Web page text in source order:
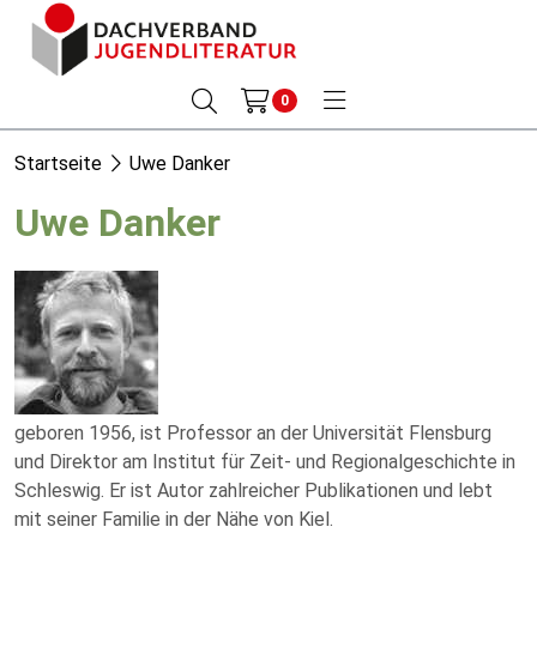
0
Startseite Uwe Danker
Uwe Danker
geboren 1956, ist Professor an der Universität Flensburg
und Direktor am Institut für Zeit- und Regionalgeschichte in
Schleswig. Er ist Autor zahlreicher Publikationen und lebt
mit seiner Familie in der Nähe von Kiel.